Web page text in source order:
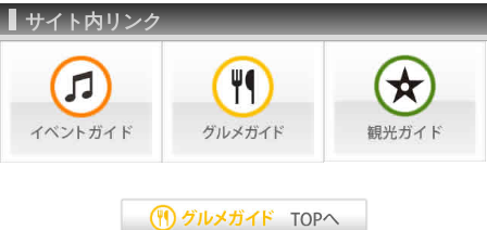
サイト内リンク